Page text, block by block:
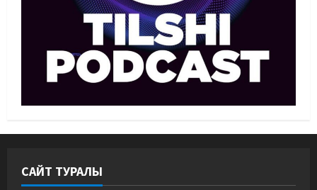
“Оңай болған жоқ”: Өзбек
файтері өзінен үш есе ауыр
балуанды таза жеңді
07/08/2026
Әйгілі Снайдер мен Тажудинов
САЙТ ТУРАЛЫ